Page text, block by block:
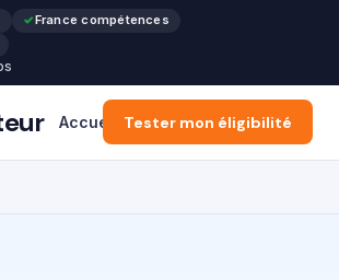
France compétences
Accueil CPF & Compte Formation
Tester mon éligibilité